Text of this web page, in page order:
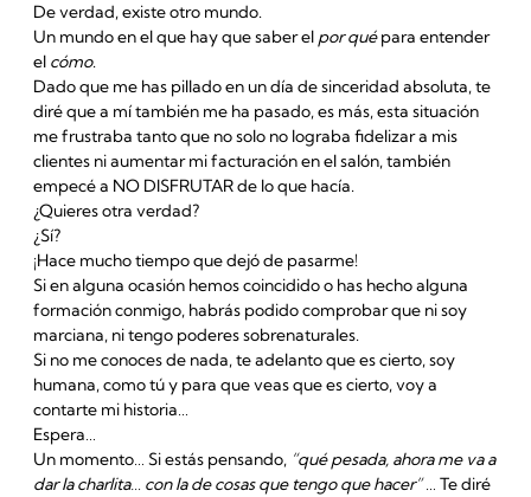
De verdad, existe otro mundo.
Un mundo en el que hay que saber el por quépara entender
el cómo.
Dado que me has pillado en un día de sinceridad absoluta, te
diré que a mí también me ha pasado, es más, esta situación
me frustraba tanto que no solo no lograba fidelizar a mis
clientes ni aumentar mi facturación en el salón, también
empecé a NO DISFRUTAR de lo que hacía.
¿Quieres otra verdad?
¿Sí?
¡Hace mucho tiempo que dejó de pasarme!
Si en alguna ocasión hemos coincidido o has hecho alguna
formación conmigo, habrás podido comprobar que ni soy
marciana, ni tengo poderes sobrenaturales.
Si no me conoces de nada, te adelanto que es cierto, soy
humana, como tú y para que veas que es cierto, voy a
contarte mi historia…
Espera…
Un momento… Si estás pensando, “qué pesada, ahora me va a
dar la charlita… con la de cosas que tengo que hacer”… Te diré